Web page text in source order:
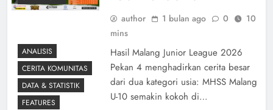
author 1 bulan ago 0
10
mins
Hasil Malang Junior League 2026
Pekan 4 menghadirkan cerita besar
dari dua kategori usia: MHSS Malang
U-10 semakin kokoh di…
ANALISIS
CERITA KOMUNITAS
DATA & STATISTIK
FEATURES